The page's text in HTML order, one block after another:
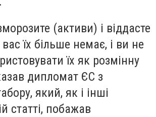
(активи) і віддасте
вас їх більше немає, і ви не
їх як розмінну
дипломат ЄС з
який, як і інші
статті, побажав